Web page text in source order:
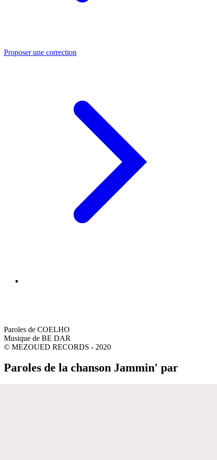
Proposer une correction
Paroles de COELHO
Musique de BE DAR
© MEZOUED RECORDS - 2020
Paroles de la chanson Jammin' par